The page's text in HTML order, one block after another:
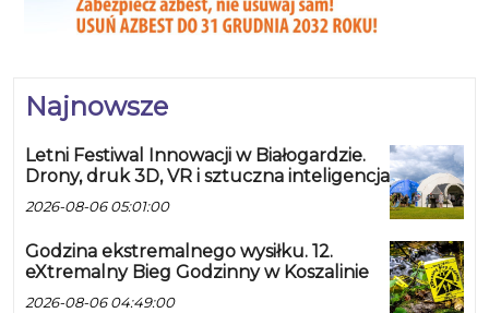
Najnowsze
Letni Festiwal Innowacji w Białogardzie.
Drony, druk 3D, VR i sztuczna inteligencja
2026-08-06 05:01:00
Godzina ekstremalnego wysiłku. 12.
eXtremalny Bieg Godzinny w Koszalinie
2026-08-06 04:49:00